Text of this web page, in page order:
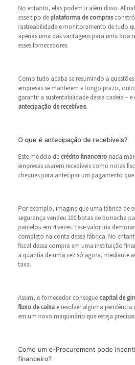
No entanto, elas podem ir além disso.
esse tipo de plataforma de compras
rastreabilidade e monitoramento de tudo
apenas uma das vantagens para uma boa
esses fornecedores.
Como tudo acaba se resumindo a
empresas se manterem a longo prazo,
garantir a sustentabilidade dessa cadeia – e
antecipação de recebíveis.
O que é antecipação de recebíveis?
Este modelo decrédito financeironada
empresas usarem recebíveis como notas
cheques para antecipar um pagamento
Por exemplo, imagine que uma fábrica de
segurança vendeu 100 botas de borracha
parcelou em 4 vezes. Esse valor iria
completo na conta dessa fábrica. No
fiscal dessa compra em uma instituição
a quantia de uma vez só agora, mediante
taxa.
Assim, o fornecedor conseguecapital de
fluxo de caixae resolver alguma pendência
em um novo maquinário que esteja
Como um e-Procurement pode
financeiro?